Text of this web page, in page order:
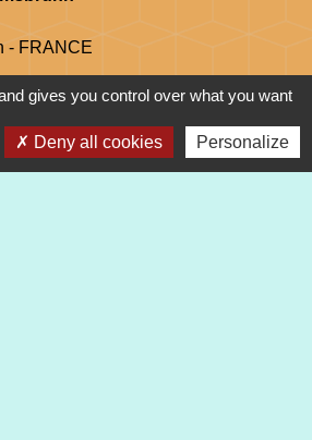
- FRANCE
gives you control over what you want
Deny all cookies Personalize